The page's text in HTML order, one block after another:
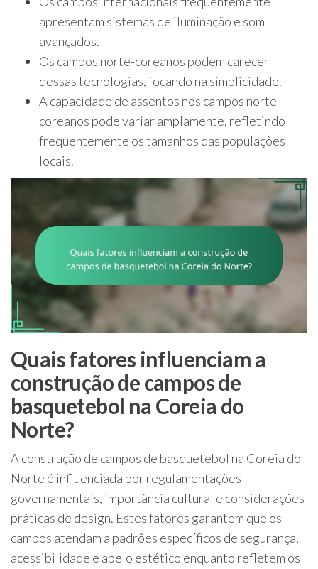
apresentam sistemas de iluminação e som
avançados.
Os campos norte-coreanos podem carecer
dessas tecnologias, focando na simplicidade.
A capacidade de assentos nos campos norte-
coreanos pode variar amplamente, refletindo
frequentemente os tamanhos das populações
locais.
Quais fatores influenciam a
construção de campos de
basquetebol na Coreia do
Norte?
A construção de campos de basquetebol na Coreia do
Norte é influenciada por regulamentações
governamentais, importância cultural e considerações
práticas de design. Estes fatores garantem que os
campos atendam a padrões específicos de segurança,
acessibilidade e apelo estético enquanto refletem os